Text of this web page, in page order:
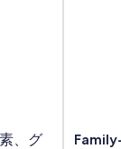
Family-